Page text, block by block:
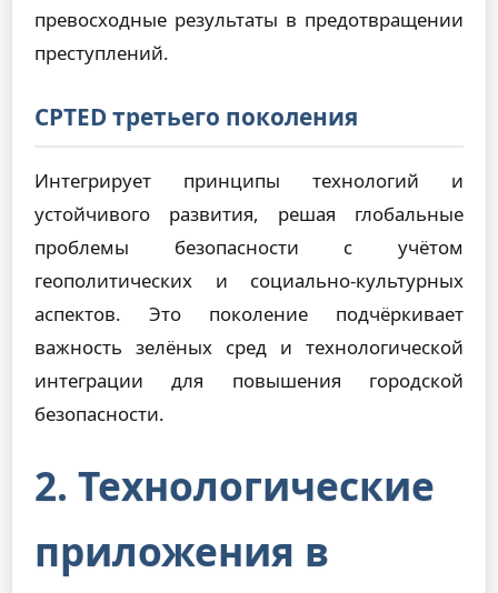
превосходные результаты в предотвращении
преступлений.
CPTED третьего поколения
Интегрирует принципы технологий и
устойчивого развития, решая глобальные
проблемы безопасности с учётом
геополитических и социально-культурных
аспектов. Это поколение подчёркивает
важность зелёных сред и технологической
интеграции для повышения городской
безопасности.
2. Технологические
приложения в